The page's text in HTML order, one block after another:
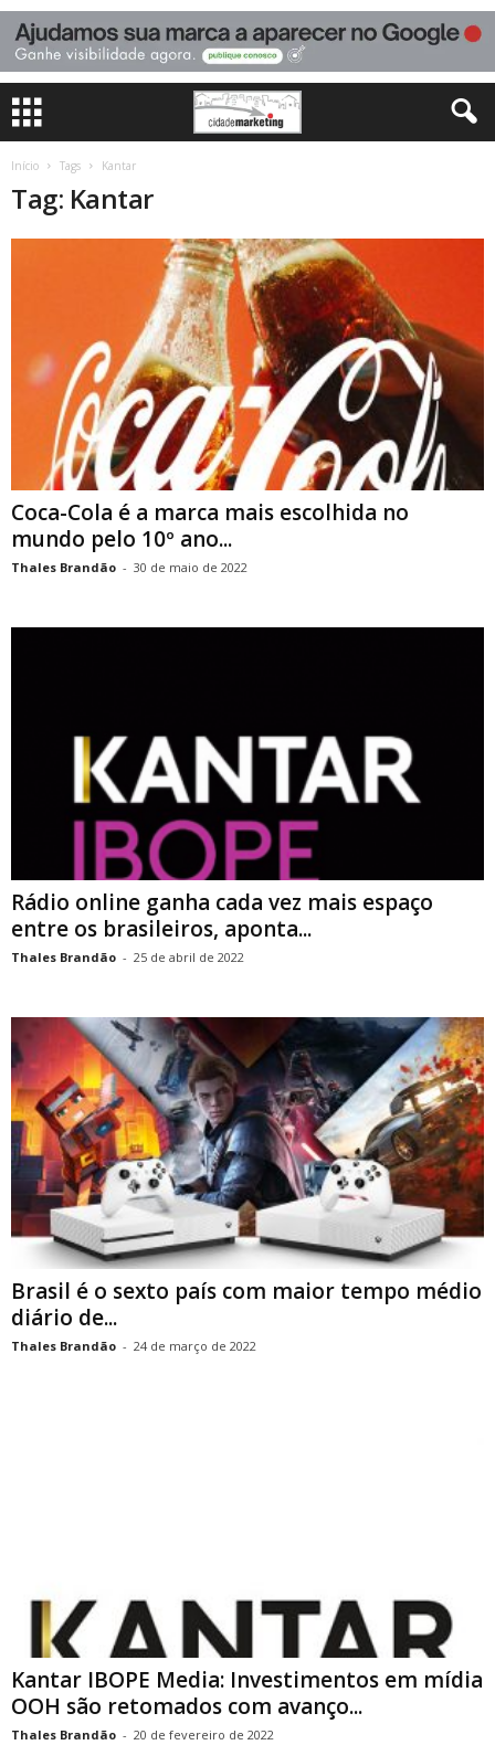
Início Tags Kantar
Tag: Kantar
Coca-Cola é a marca mais escolhida no
mundo pelo 10º ano...
Thales Brandão - 30 de maio de 2022
Rádio online ganha cada vez mais espaço
entre os brasileiros, aponta...
Thales Brandão - 25 de abril de 2022
Brasil é o sexto país com maior tempo médio
diário de...
Thales Brandão - 24 de março de 2022
Kantar IBOPE Media: Investimentos em mídia
OOH são retomados com avanço...
Thales Brandão - 20 de fevereiro de 2022